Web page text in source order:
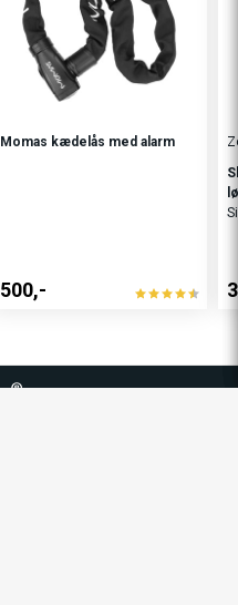
Momas kædelås med alarm
500,-